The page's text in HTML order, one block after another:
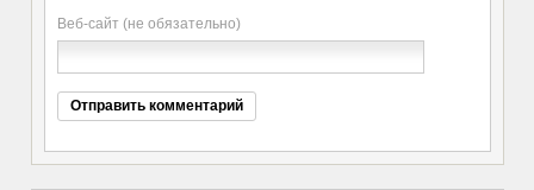
Веб-сайт (не обязательно)